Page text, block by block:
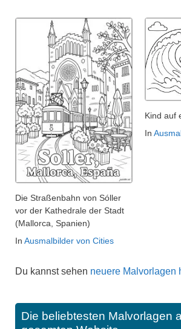
Die Straßenbahn von Sóller
vor der Kathedrale der Stadt
(Mallorca, Spanien)
In Ausmalbilder von Cities
Kind auf
In
Du kannst sehen neuere Malvorlagen
Die beliebtesten Malvorlagen